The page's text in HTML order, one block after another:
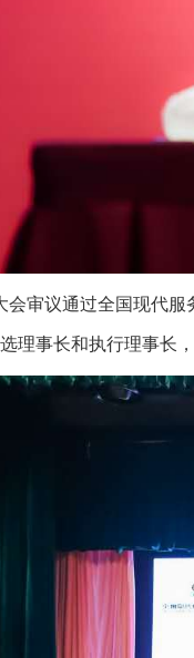
会审议通过全国现代
理事长和执行理事长